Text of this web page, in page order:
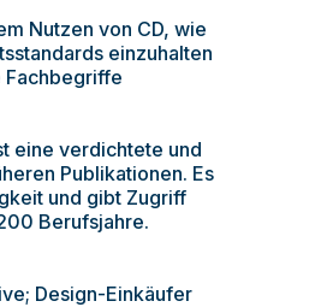
Nutzen von CD, wie
einzuhalten
Fachbegriffe
eine verdichtete und
Publikationen. Es
und gibt Zugriff
Berufsjahre.
Design-Einkäufer